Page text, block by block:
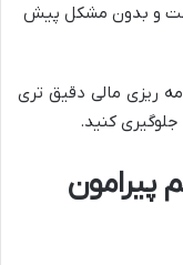
و بدون مشکل پیش
ریزی مالی دقیق تری
جلوگیری کنید.
پیرامون